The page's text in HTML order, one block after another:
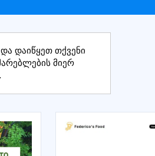
და დაიწყეთ თქვენი
მიერ